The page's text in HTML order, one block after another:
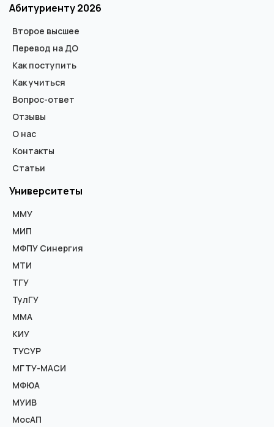
Абитуриенту 2026
Второе высшее
Перевод на ДО
Как поступить
Как учиться
Вопрос-ответ
Отзывы
О нас
Контакты
Статьи
Университеты
ММУ
МИП
МФПУ Синергия
МТИ
ТГУ
ТулГУ
ММА
КИУ
ТУСУР
МГТУ-МАСИ
МФЮА
МУИВ
МосАП